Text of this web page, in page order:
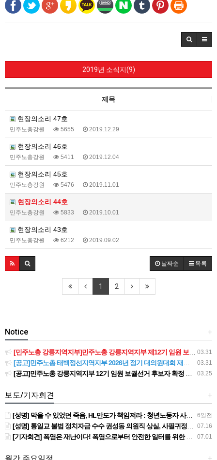
2019년 소식지(9)
제목
현장의소리 47호
민주노총강원 5655 2019.12.29
현장의소리 46호
민주노총강원 5411 2019.12.04
현장의소리 45호
민주노총강원 5476 2019.11.01
현장의소리 44호
민주노총강원 5833 2019.10.01
현장의소리 43호
민주노총강원 6212 2019.09.02
날짜순 목록
1 2
+
Notice
03.31
[민주노총 강릉지역지부]민주노총 강릉지역지부 제12기 임원 보궐선거결과 공고
03.31
[공고]민주노총 태백정선지역지부 2026년 정기 대의원대회 재소집 건
03.25
[공고]민주노총 강릉지역지부 12기 임원 보궐선거 후보자 확정 공고
+
보도/기자회견
6일전
[성명] 막을 수 있었던 죽음, HL만도가 책임져라 : 청년노동자 사망사고의 철저한 진상규명과 재발방지 대책 마련하라
07.16
[성명] 통일교 불법 정치자금 수수 권성동 의원직 상실, 사필귀정이다
07.01
[기자회견] 폭염은 재난이다! 폭염으로부터 안전한 일터를 위한 민주노총 강원지역본부 폭염감시단 선포 기자회견